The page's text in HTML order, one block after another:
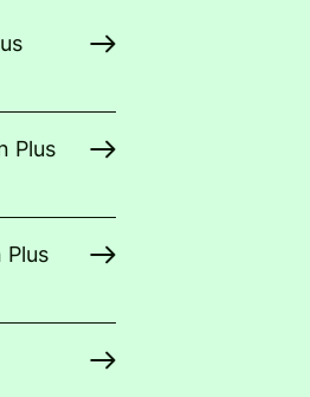
Plus
Plus